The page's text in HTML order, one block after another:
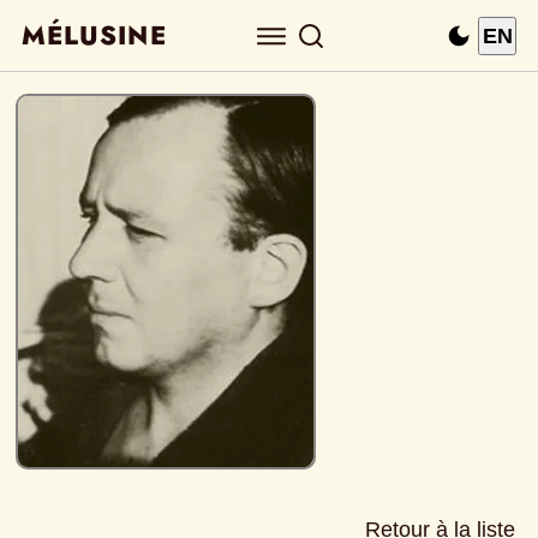
MÉLUSINE EN
Retour à la liste